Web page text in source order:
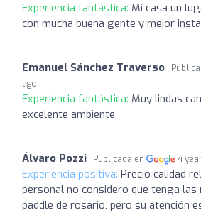
Experiencia fantástica: Mi casa un
con mucha buena gente y mejor
Emanuel Sánchez Traverso
ago
Experiencia fantástica: Muy lindas
excelente ambiente
Álvaro Pozzi Publicada en 4
Experiencia positiva: Precio calidad
personal no considero que tenga las
paddle de rosario, pero su atención